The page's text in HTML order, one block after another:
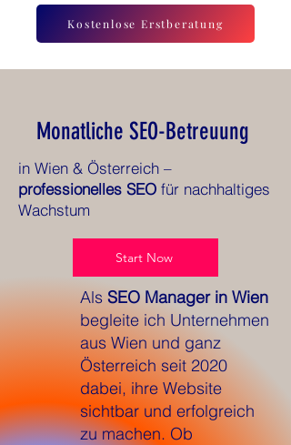
Kostenlose Erstberatung
Monatliche SEO-Betreuung
in Wien & Österreich –
professionelles SEO für nachhaltiges
Wachstum
Start Now
Als SEO Manager in Wien
begleite ich Unternehmen
aus Wien und ganz
Österreich seit 2020
dabei, ihre Website
sichtbar und erfolgreich
zu machen. Ob